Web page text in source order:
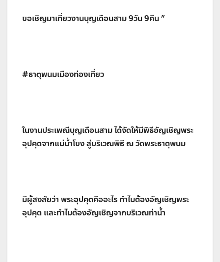
ขอเชิญมาเที่ยวงานบุญเดือนสาม 9วัน 9คืน ”
#ธาตุพนมเมืองท่องเที่ยว
ในงานประเพณีบุญเดือนสาม ได้จัดให้มีพิธีอัญเชิญพระ
อุปคุตจากแม่น้ำโขง สู่บริเวณพิธี ณ วัดพระธาตุพนม
มีผู้สงสัยว่า พระอุปคุตคืออะไร ทำไมต้องอัญเชิญพระ
อุปคุต และทำไมต้องอัญเชิญจากบริเวณท่าน้ำ